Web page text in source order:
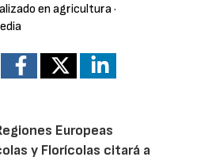
en agricultura·
Europeas
y Florícolas citará a